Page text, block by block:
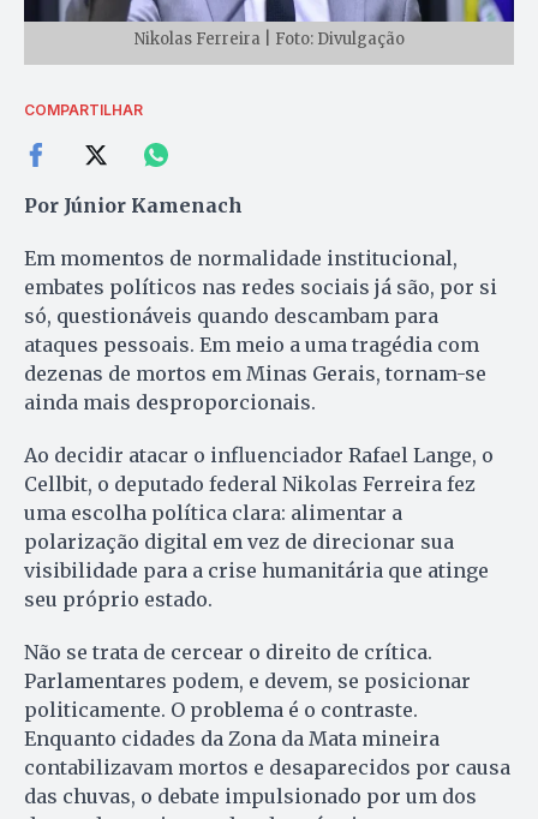
Nikolas Ferreira | Foto: Divulgação
COMPARTILHAR
Por Júnior Kamenach
Em momentos de normalidade institucional,
embates políticos nas redes sociais já são, por si
só, questionáveis quando descambam para
ataques pessoais. Em meio a uma tragédia com
dezenas de mortos em Minas Gerais, tornam-se
ainda mais desproporcionais.
Ao decidir atacar o influenciador Rafael Lange, o
Cellbit, o deputado federal Nikolas Ferreira fez
uma escolha política clara: alimentar a
polarização digital em vez de direcionar sua
visibilidade para a crise humanitária que atinge
seu próprio estado.
Não se trata de cercear o direito de crítica.
Parlamentares podem, e devem, se posicionar
politicamente. O problema é o contraste.
Enquanto cidades da Zona da Mata mineira
contabilizavam mortos e desaparecidos por causa
das chuvas, o debate impulsionado por um dos